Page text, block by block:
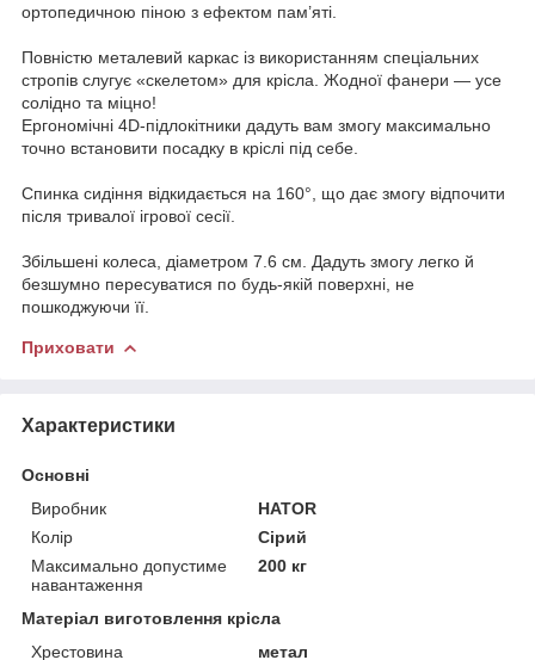
ортопедичною піною з ефектом пам’яті.
Повністю металевий каркас із використанням спеціальних
стропів слугує «скелетом» для крісла. Жодної фанери — усе
солідно та міцно!
Ергономічні 4D-підлокітники дадуть вам змогу максимально
точно встановити посадку в кріслі під себе.
Спинка сидіння відкидається на 160°, що дає змогу відпочити
після тривалої ігрової сесії.
Збільшені колеса, діаметром 7.6 см. Дадуть змогу легко й
безшумно пересуватися по будь-якій поверхні, не
пошкоджуючи її.
Приховати
Характеристики
Основні
Виробник
HATOR
Колір
Сірий
Максимально допустиме
навантаження
200 кг
Матеріал виготовлення крісла
Хрестовина
метал